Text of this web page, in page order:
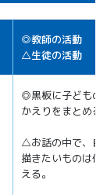
◎教師の活動
△生徒の活動
◎黒板に子どもの
かえりをまとめる
△お話の中で、自
描きたいものは何
える。